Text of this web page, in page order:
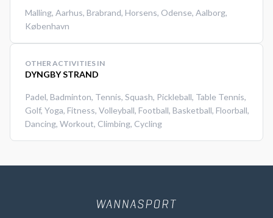
Malling, Aarhus, Brabrand, Horsens, Odense, Aalborg,
København
OTHER ACTIVITIES IN
DYNGBY STRAND
Padel, Badminton, Tennis, Squash, Pickleball, Table Tennis,
Golf, Yoga, Fitness, Volleyball, Football, Basketball, Floorball,
Dancing, Workout, Climbing, Cycling